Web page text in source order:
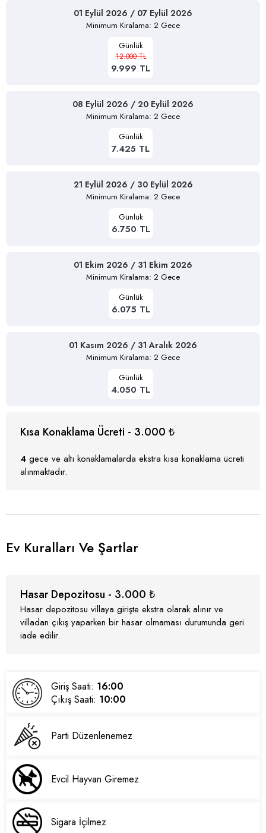
01 Eylül 2026 / 07 Eylül 2026
Minimum Kiralama: 2 Gece
Günlük
12.000 TL
9.999 TL
08 Eylül 2026 / 20 Eylül 2026
Minimum Kiralama: 2 Gece
Günlük
7.425 TL
21 Eylül 2026 / 30 Eylül 2026
Minimum Kiralama: 2 Gece
Günlük
6.750 TL
01 Ekim 2026 / 31 Ekim 2026
Minimum Kiralama: 2 Gece
Günlük
6.075 TL
01 Kasım 2026 / 31 Aralık 2026
Minimum Kiralama: 2 Gece
Günlük
4.050 TL
Kısa Konaklama Ücreti - 3.000 ₺
4 gece ve altı konaklamalarda ekstra kısa konaklama ücreti
alınmaktadır.
Ev Kuralları Ve Şartlar
Hasar Depozitosu - 3.000 ₺
Hasar depozitosu villaya girişte ekstra olarak alınır ve
villadan çıkış yaparken bir hasar olmaması durumunda geri
iade edilir.
Giriş Saati: 16:00
Çıkış Saati: 10:00
Parti Düzenlenemez
Evcil Hayvan Giremez
Sigara İçilmez